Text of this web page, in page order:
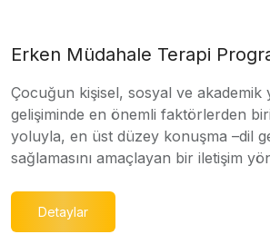
Erken Müdahale Terapi
Çocuğun kişisel, sosyal ve akademik
gelişiminde en önemli faktörlerden
yoluyla, en üst düzey konuşma –dil
sağlamasını amaçlayan bir iletişim
Detaylar